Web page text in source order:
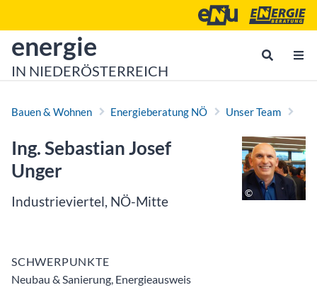
Energie- und
zur Startseite von
energie
IN NIEDERÖSTERREICH
Bauen & Wohnen Energieberatung NÖ Unser Team
Ing. Sebastian Josef
Unger
Industrieviertel, NÖ-Mitte
SCHWERPUNKTE
Neubau & Sanierung, Energieausweis